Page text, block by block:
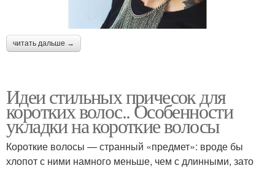
читать дальше →
Идеи стильных причесок для
коротких волос.. Особенности
укладки на короткие волосы
Короткие волосы — странный «предмет»: вроде бы
хлопот с ними намного меньше, чем с длинными, зато